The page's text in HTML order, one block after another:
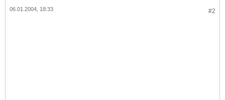
#2
06.01.2004, 18:33